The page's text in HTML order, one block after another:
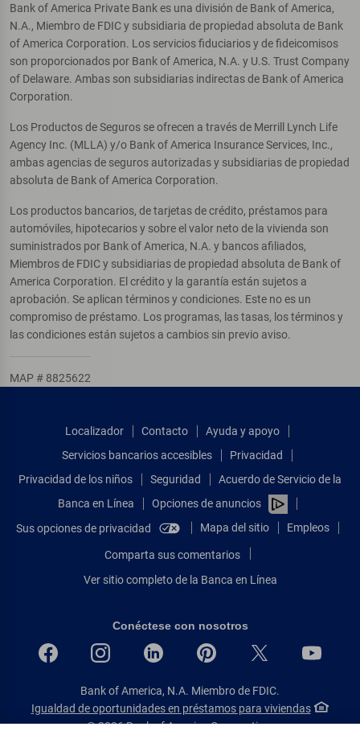
Bank of America Private Bank es una división de Bank of America,
N.A., Miembro de FDIC y subsidiaria de propiedad absoluta de Bank
of America Corporation. Los servicios fiduciarios y de fideicomisos
son proporcionados por Bank of America, N.A. y U.S. Trust Company
of Delaware. Ambas son subsidiarias indirectas de Bank of America
Corporation.
Los Productos de Seguros se ofrecen a través de Merrill Lynch Life
Agency Inc. (MLLA) y/o Bank of America Insurance Services, Inc.,
ambas agencias de seguros autorizadas y subsidiarias de propiedad
absoluta de Bank of America Corporation.
Los productos bancarios, de tarjetas de crédito, préstamos para
automóviles, hipotecarios y sobre el valor neto de la vivienda son
suministrados por Bank of America, N.A. y bancos afiliados,
Miembros de FDIC y subsidiarias de propiedad absoluta de Bank of
America Corporation. El crédito y la garantía están sujetos a
aprobación. Se aplican términos y condiciones. Este no es un
compromiso de préstamo. Los programas, las tasas, los términos y
las condiciones están sujetos a cambios sin previo aviso.
MAP # 8825622
Localizador Contacto
Ayuda y apoyo
Servicios bancarios accesibles
Privacidad
Privacidad de los niños
Seguridad
Acuerdo de Servicio de la
Banca en Línea
Opciones de anuncios
Sus opciones de privacidad
Mapa del sitio Empleos
Comparta sus comentarios
Ver sitio completo de la Banca en Línea
Conéctese con nosotros
Bank of America, N.A. Miembro de FDIC.
Igualdad de oportunidades en préstamos para viviendas
© 2026 Bank of America Corporation.